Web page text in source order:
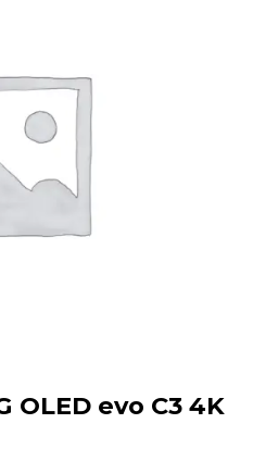
OLED evo C3 4K